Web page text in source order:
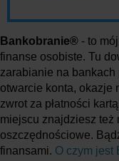
Bankobranie® - to
finanse osobiste. Tu
zarabianie na
otwarcie konta, okazje
zwrot za płatności
miejscu znajdziesz też
oszczędnościowe.
finansami. O czym jest